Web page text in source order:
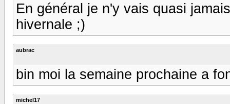
En général je n'y vais quasi
hivernale ;)
aubrac
bin moi la semaine prochaine a
michel17